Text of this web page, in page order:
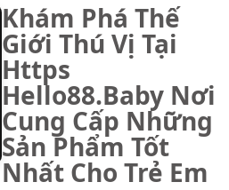
Khám Phá Thế
Giới Thú Vị Tại
Https
Hello88.Baby Nơi
Cung Cấp Những
Sản Phẩm Tốt
Nhất Cho Trẻ Em